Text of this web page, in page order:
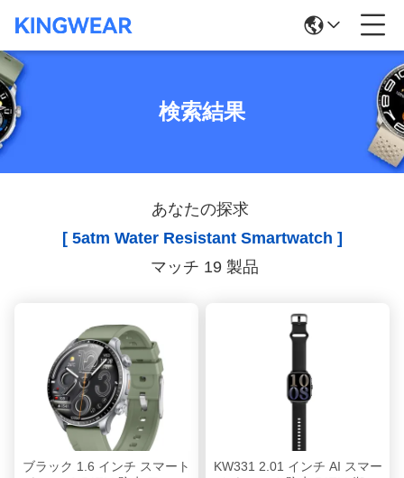
検索結果
あなたの探求
[ 5atm Water Resistant Smartwatch ]
マッチ 19 製品
ブラック 1.6 インチ スマート
KW331 2.01 インチ AI スマー